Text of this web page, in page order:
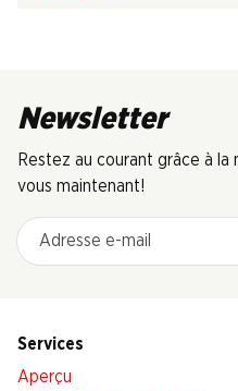
Newsletter
Restez au courant grâce à
vous maintenant!
Adresse e-mail
Services
Aperçu